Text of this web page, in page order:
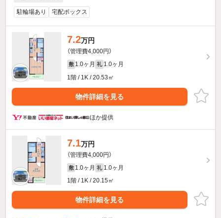
駐輪場あり 宅配ボックス
7.2万円
（管理費4,000円）
敷 1.0ヶ月 礼 1.0ヶ月
1階 / 1K / 20.53㎡
物件詳細を見る
ほか提供
7.1万円
（管理費4,000円）
敷 1.0ヶ月 礼 1.0ヶ月
1階 / 1K / 20.15㎡
物件詳細を見る